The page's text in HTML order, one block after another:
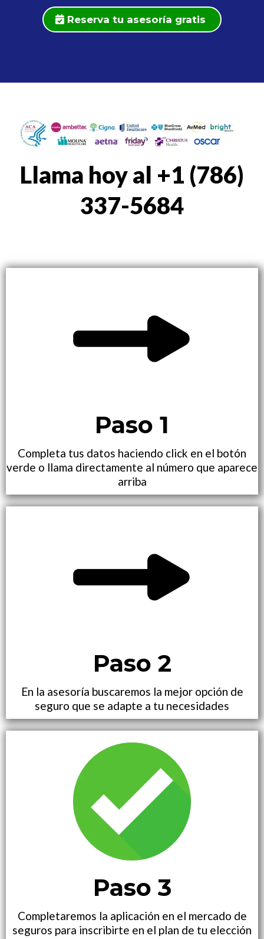
Reserva tu asesoría gratis
Llama hoy al +1 (786)
337-5684
Paso 1
Completa tus datos haciendo click en el botón
verde o llama directamente al número que aparece
arriba
Paso 2
En la asesoría buscaremos la mejor opción de
seguro que se adapte a tu necesidades
Paso 3
Completaremos la aplicación en el mercado de
seguros para inscribirte en el plan de tu elección